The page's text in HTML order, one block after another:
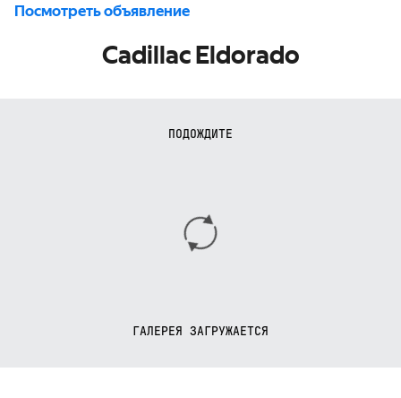
Посмотреть объявление
Cadillac Eldorado
ПОДОЖДИТЕ
ГАЛЕРЕЯ ЗАГРУЖАЕТСЯ